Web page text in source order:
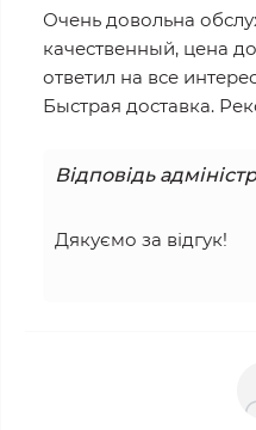
Очень довольна
качественный, цена
ответил на все
Быстрая доставка.
Відповідь
Дякуємо за відгук!